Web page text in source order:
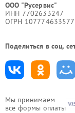
Мы принимаем
все формы оплаты
ООО "Русервис"
ИНН 7702633247
ОГРН
Поделиться в соц.